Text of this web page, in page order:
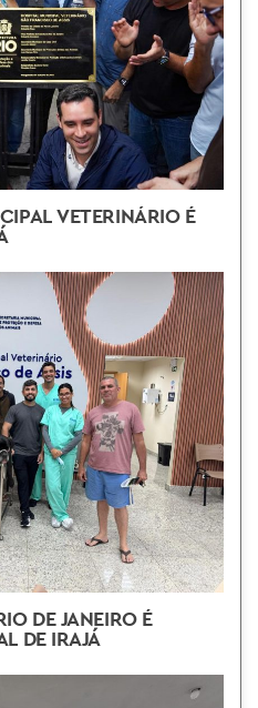
VETERINÁRIO É
DE JANEIRO É
DE IRAJÁ